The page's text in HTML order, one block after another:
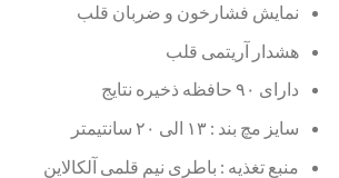
نمایش فشارخون و ضربان قلب
هشدار آریتمی قلب
دارای ۹۰ حافظه ذخیره نتایج
سایز مچ بند : ۱۳ الی ۲۰ سانتیمتر
منبع تغذیه : باطری نیم قلمی آلکالاین